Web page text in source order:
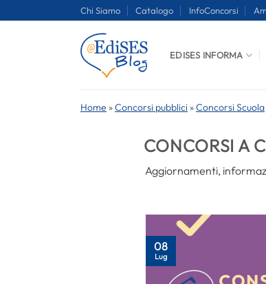
Chi Siamo Catalogo InfoConcorsi
EDISES INFORMA
Home »Concorsi pubblici »Concorsi Scuola
CONCORSI A
Aggiornamenti,
08
Lug